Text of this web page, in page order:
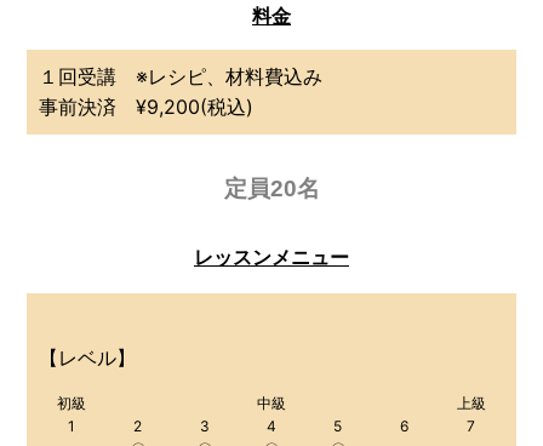
料金
１回受講 ※レシピ、材料費込み
事前決済 ¥9,200(税込)
定員20名
レッスンメニュー
【レベル】
初級 中級
上級
1
2 3 4 5 6
7